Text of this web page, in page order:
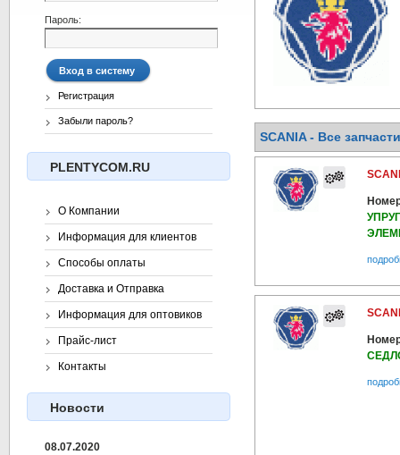
SCANIA - Все
Пароль:
Регистрация
Забыли пароль?
PLENTYCOM.RU
О Компании
Информация для клиентов
Способы оплаты
Доставка и Отправка
Информация для оптовиков
Прайс-лист
Контакты
Новости
08.07.2020